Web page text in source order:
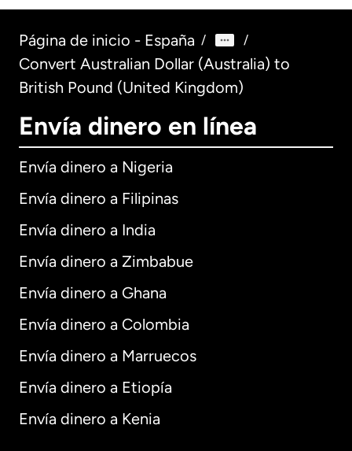
Página de inicio - España / /
Convert Australian Dollar (Australia) to
British Pound (United Kingdom)
Envía dinero en línea
Envía dinero a Nigeria
Envía dinero a Filipinas
Envía dinero a India
Envía dinero a Zimbabue
Envía dinero a Ghana
Envía dinero a Colombia
Envía dinero a Marruecos
Envía dinero a Etiopía
Envía dinero a Kenia